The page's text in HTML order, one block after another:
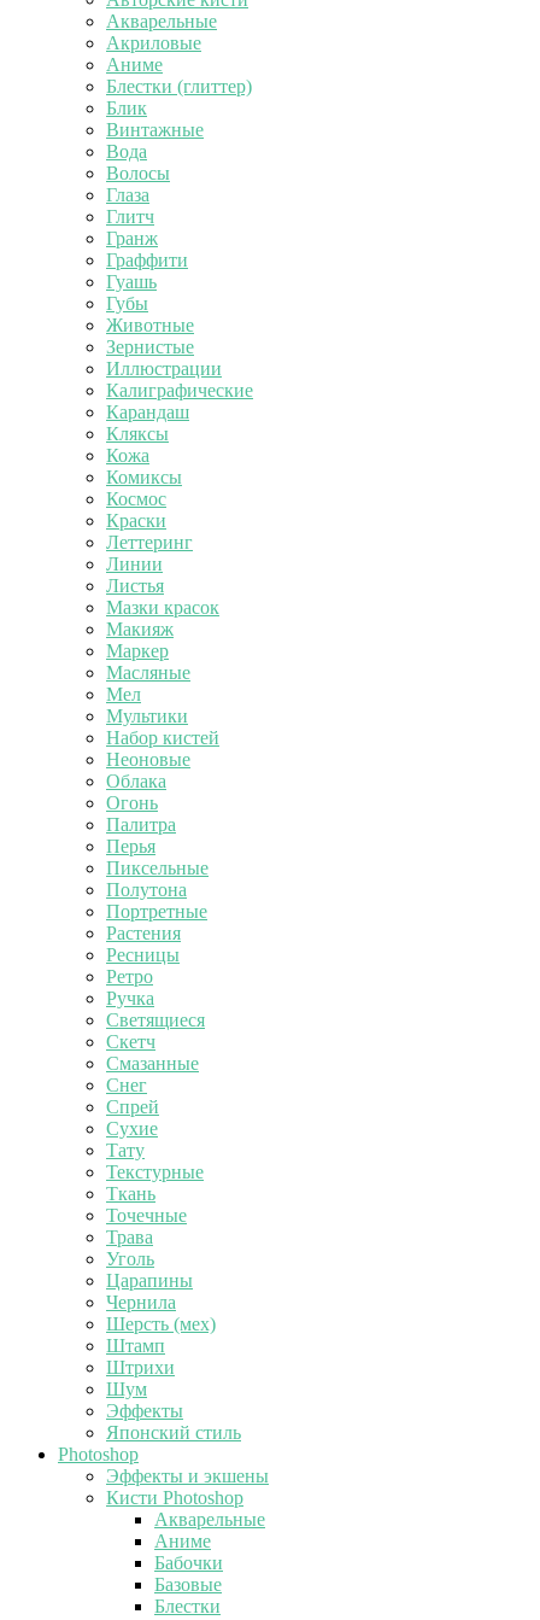
Акварельные
Акриловые
Аниме
Блестки (глиттер)
Блик
Винтажные
Вода
Волосы
Глаза
Глитч
Гранж
Граффити
Гуашь
Губы
Животные
Зернистые
Иллюстрации
Калиграфические
Карандаш
Кляксы
Кожа
Комиксы
Космос
Краски
Леттеринг
Линии
Листья
Мазки красок
Макияж
Маркер
Масляные
Мел
Мультики
Набор кистей
Неоновые
Облака
Огонь
Палитра
Перья
Пиксельные
Полутона
Портретные
Растения
Ресницы
Ретро
Ручка
Светящиеся
Скетч
Смазанные
Снег
Спрей
Сухие
Тату
Текстурные
Ткань
Точечные
Трава
Уголь
Царапины
Чернила
Шерсть (мех)
Штамп
Штрихи
Шум
Эффекты
Японский стиль
Photoshop
Эффекты и экшены
Кисти Photoshop
Акварельные
Аниме
Бабочки
Базовые
Блестки